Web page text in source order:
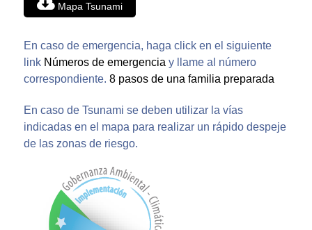
Mapa Tsunami
En caso de emergencia, haga click en el siguiente
link Números de emergencia y llame al número
correspondiente. 8 pasos de una familia preparada
En caso de Tsunami se deben utilizar la vías
indicadas en el mapa para realizar un rápido despeje
de las zonas de riesgo.